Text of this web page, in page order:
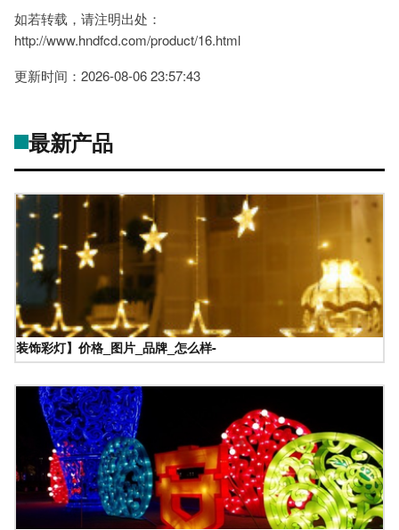
如若转载，请注明出处：
http://www.hndfcd.com/product/16.html
更新时间：2026-08-06 23:57:43
最新产品
装饰彩灯】价格_图片_品牌_怎么样-